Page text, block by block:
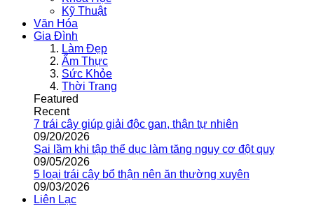
Kỹ Thuật
Văn Hóa
Gia Đình
Làm Đẹp
Ẩm Thực
Sức Khỏe
Thời Trang
Featured
Recent
7 trái cây giúp giải độc gan, thận tự nhiên
09/20/2026
Sai lầm khi tập thể dục làm tăng nguy cơ đột quỵ
09/05/2026
5 loại trái cây bổ thận nên ăn thường xuyên
09/03/2026
Liên Lạc